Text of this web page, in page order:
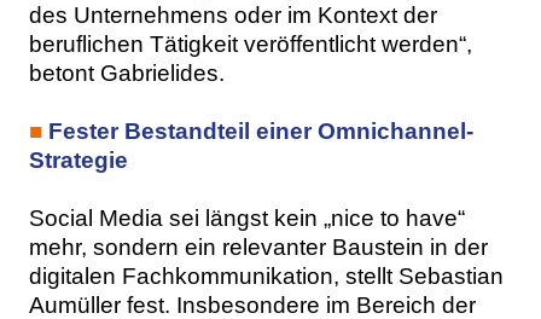
des Unternehmens oder im Kontext der
beruflichen Tätigkeit veröffentlicht werden“,
betont Gabrielides.
■ Fester Bestandteil einer Omnichannel-
Strategie
Social Media sei längst kein „nice to have“
mehr, sondern ein relevanter Baustein in der
digitalen Fachkommunikation, stellt Sebastian
Aumüller fest. Insbesondere im Bereich der